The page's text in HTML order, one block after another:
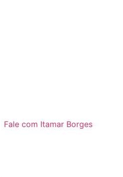
Fale com Itamar Borges